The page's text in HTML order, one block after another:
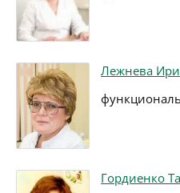
Лежнева
Гордиенко